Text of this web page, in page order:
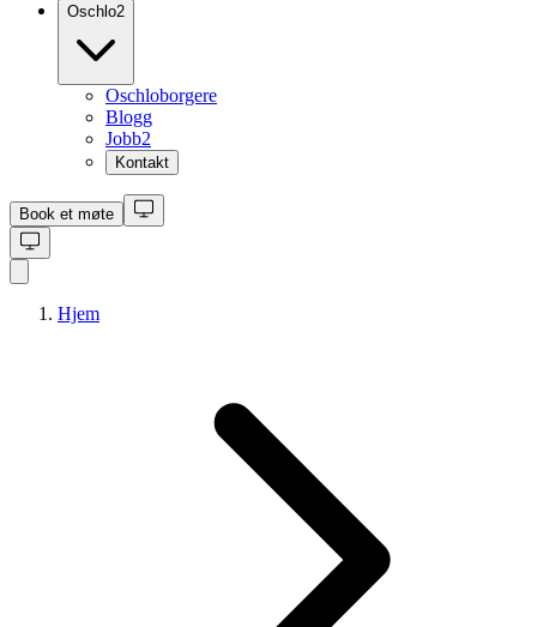
Oschlo2
Oschloborgere
Blogg
Jobb2
Kontakt
Book et møte
Hjem